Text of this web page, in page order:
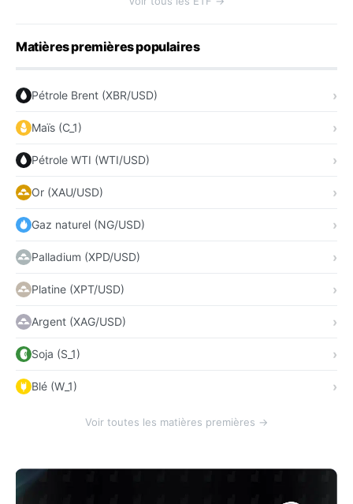
Matières premières populaires
Pétrole Brent (XBR/USD)
Maïs (C_1)
Pétrole WTI (WTI/USD)
Or (XAU/USD)
Gaz naturel (NG/USD)
Palladium (XPD/USD)
Platine (XPT/USD)
Argent (XAG/USD)
Soja (S_1)
Blé (W_1)
Voir toutes les matières premières →